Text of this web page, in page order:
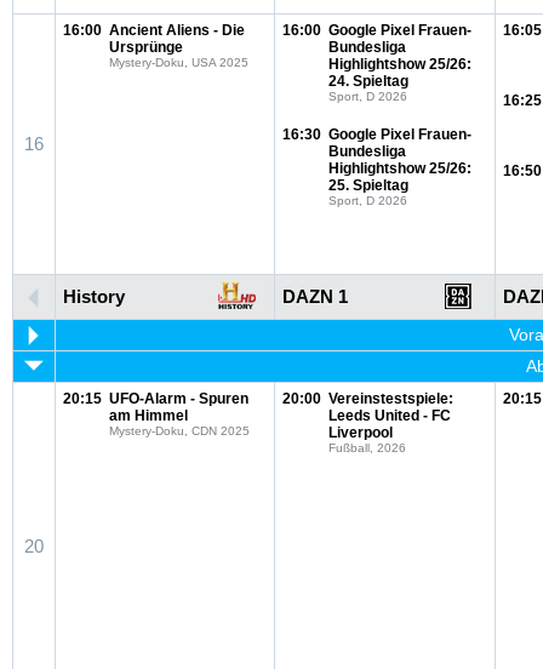
16
16:00 Ancient Aliens - Die
Ursprünge
Mystery-Doku, USA 2025
16:00 Google Pixel Frauen-
Bundesliga
Highlightshow 25/26:
24. Spieltag
Sport, D 2026
16:30 Google Pixel Frauen-
Bundesliga
Highlightshow 25/26:
25. Spieltag
Sport, D 2026
16:05
16:25
16:50
History DAZN 1
20
20:15 UFO-Alarm - Spuren
am Himmel
Mystery-Doku, CDN 2025
20:00 Vereinstestspiele:
Leeds United - FC
Liverpool
Fußball, 2026
20:15